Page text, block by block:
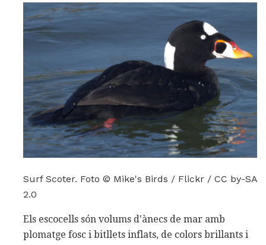
Surf Scoter. Foto © Mike's Birds / Flickr / CC by-SA
2.0
Els escocells són volums d'ànecs de mar amb
plomatge fosc i bitllets inflats, de colors brillants i